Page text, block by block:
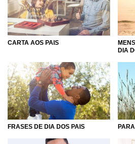
merecem muito carinho, por isso
que você vai oferecer a ele
mensagem perfeita de Dia dos
você nas nossas páginas.
encontrá-la. E para o seu pai, e
Dia dos
CARTA AOS PAIS
DIA
FRASES DE DIA DOS PAIS